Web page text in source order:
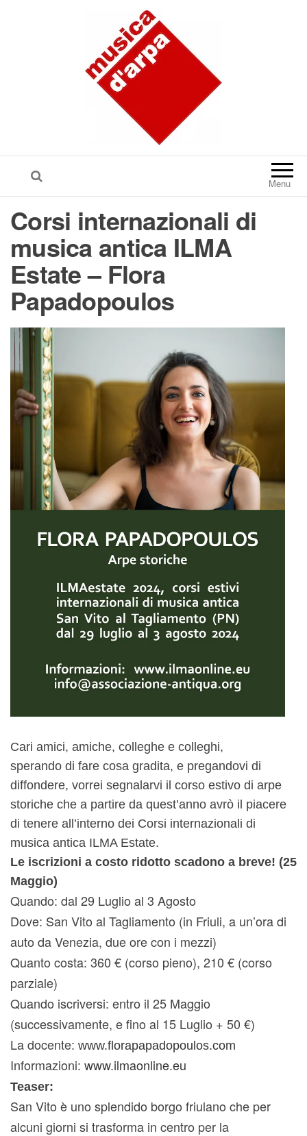
Menu
Corsi internazionali di
musica antica ILMA
Estate – Flora
Papadopoulos
Cari amici, amiche, colleghe e colleghi,
sperando di fare cosa gradita, e pregandovi di
diffondere, vorrei segnalarvi il corso estivo di arpe
storiche che a partire da quest’anno avrò il piacere
di tenere all’interno dei Corsi internazionali di
musica antica ILMA Estate.
Le iscrizioni a costo ridotto scadono a breve! (25
Maggio)
Quando: dal 29 Luglio al 3 Agosto
Dove: San Vito al Tagliamento (in Friuli, a un’ora di
auto da Venezia, due ore con i mezzi)
Quanto costa: 360 € (corso pieno), 210 € (corso
parziale)
Quando iscriversi: entro il 25 Maggio
(successivamente, e fino al 15 Luglio + 50 €)
La docente: www.florapapadopoulos.com
Informazioni: www.ilmaonline.eu
Teaser:
San Vito è uno splendido borgo friulano che per
alcuni giorni si trasforma in centro per la